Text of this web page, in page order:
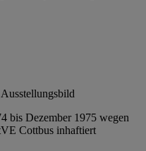
bis Dezember 1975 wegen
Cottbus inhaftiert